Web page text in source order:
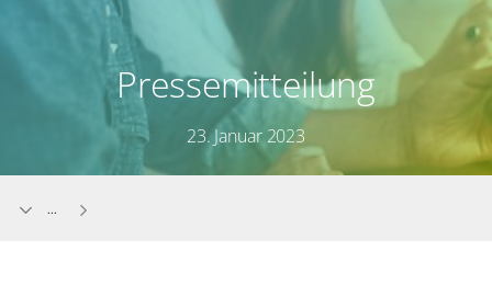
Pressemitteilung
23. Januar 2023
...